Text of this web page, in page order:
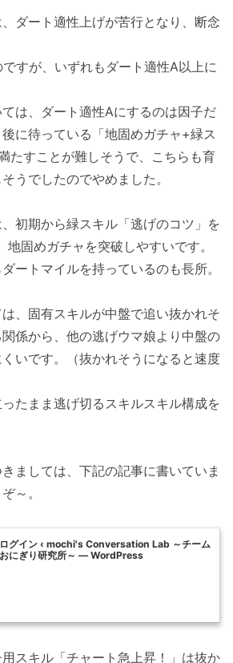
ダート適性上げが苦行となり、断念
すが、いずれもダート適性A以上に
は、ダート適性Aにするのは因子だ
に待っている「地固めガチャ+緑ス
たすことが難しそうで、こちらも育
うでしたのでやめました。
初期から緑スキル「逃げのコツ」を
地固めガチャを突破しやすいです。
ートマイルを持っているのも長所。
、固有スキルが中盤で追い抜かれそ
係から、他の逃げウマ娘より中盤の
いです。（抜かれそうになると速度
たまま逃げ切るスキルスキル構成を
ましては、下記の記事に書いていま
～。
ログイン ‹ mochi's Conversation Lab ～チーム
おにぎり研究所～ — WordPress
スキル「チャート急上昇！」は抜か